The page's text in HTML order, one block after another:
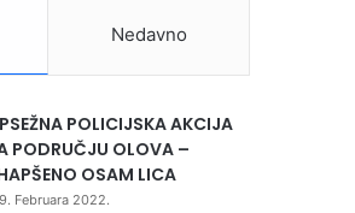
Nedavno
POLICIJSKA AKCIJA
PODRUČJU OLOVA –
OSAM LICA
9. Februara 2022.